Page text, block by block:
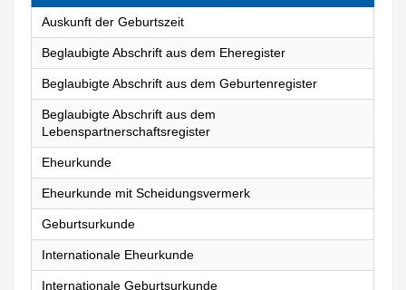
Auskunft der Geburtszeit
Beglaubigte Abschrift aus dem Eheregister
Beglaubigte Abschrift aus dem Geburtenregister
Beglaubigte Abschrift aus dem
Lebenspartnerschaftsregister
Eheurkunde
Eheurkunde mit Scheidungsvermerk
Geburtsurkunde
Internationale Eheurkunde
Internationale Geburtsurkunde